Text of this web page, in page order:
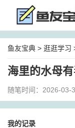
鱼友宝典 > 逛逛学习
海里的水母
随笔时间：2026-03-
我的记录